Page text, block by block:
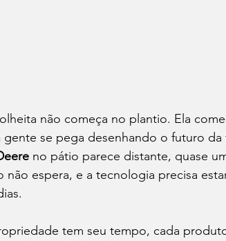
não começa no plantio. Ela
se pega desenhando o futuro da
no pátio parece distante, quase
espera, e a tecnologia precisa
tem seu tempo, cada